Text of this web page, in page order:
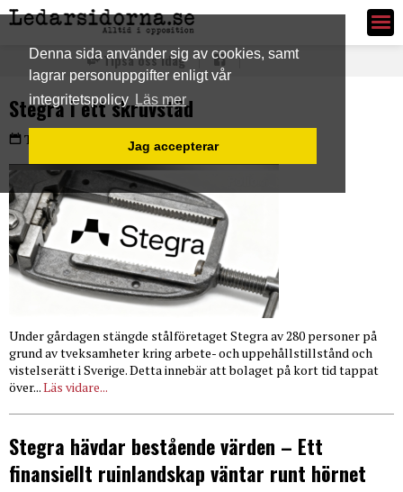
Denna sida använder sig av cookies, samt
lagrar personuppgifter enligt vår
integritetspolicy Läs mer
Jag accepterar
Ledarsidorna.se
Tipsa oss idag
Stegra i ett skruvstäd
Torsdag 4 dec 2025
Under gårdagen stängde stålföretaget Stegra av 280 personer på
grund av tveksamheter kring arbete- och uppehållstillstånd och
vistelserätt i Sverige. Detta innebär att bolaget på kort tid tappat
över...Läs vidare...
Stegra hävdar bestående värden – Ett
finansiellt ruinlandskap väntar runt hörnet